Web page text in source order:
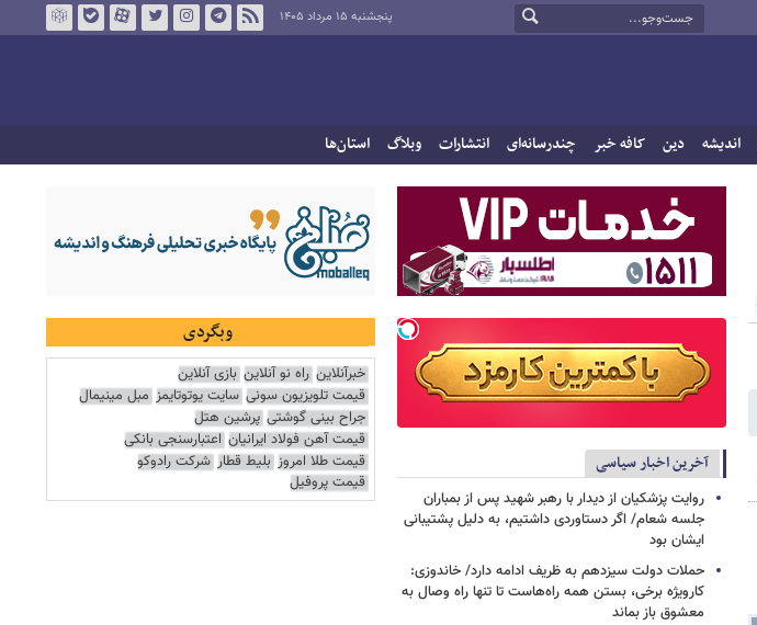
پنجشنبه ۱۵ مرداد ۱۴۰۵
اندیشه دین کافه خبر چندرسانه‌ای انتشارات وبلاگ استان‌ها
آخرین اخبار سیاسی
روایت پزشکیان از دیدار با رهبر شهید پس از بمباران
جلسه شعام/ اگر دستاوردی داشتیم، به دلیل پشتیبانی
ایشان بود
حملات دولت سیزدهم به ظریف ادامه دارد/ خاندوزی:
کارویژه برخی، بستن همه راه‌هاست تا تنها راه وصال به
معشوق باز بماند
وبگردی
خبرآنلاین راه نو آنلاین بازی آنلاین
قیمت تلویزیون سونی سایت یوتوتایمز مبل مینیمال
جراح بینی گوشتی پرشین هتل
قیمت آهن فولاد ایرانیان اعتبارسنجی بانکی
قیمت طلا امروز بلیط قطار شرکت رادوکو
قیمت پروفیل